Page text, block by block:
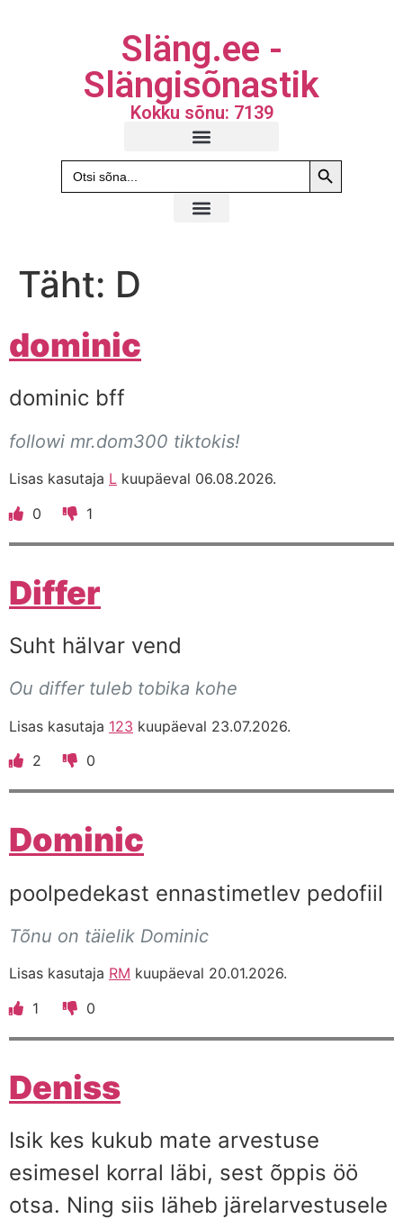
Släng.ee -
Slängisõnastik
Kokku sõnu: 7139
Search
for:
Search
Täht: D
dominic
dominic bff
followi mr.dom300 tiktokis!
Lisas kasutaja L kuupäeval 06.08.2026.
0
1
Differ
Suht hälvar vend
Ou differ tuleb tobika kohe
Lisas kasutaja 123 kuupäeval 23.07.2026.
2
0
Dominic
poolpedekast ennastimetlev pedofiil
Tõnu on täielik Dominic
Lisas kasutaja RM kuupäeval 20.01.2026.
1
0
Deniss
Isik kes kukub mate arvestuse
esimesel korral läbi, sest õppis öö
otsa. Ning siis läheb järelarvestusele